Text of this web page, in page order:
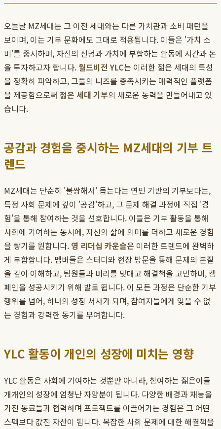
오늘날 MZ세대는 그 이전 세대와는 다른 가치관과 소비 패턴을
보이며, 이는 기부 문화에도 그대로 적용됩니다. 이들은 '가치 소
비'를 중시하며, 자신의 신념과 가치에 부합하는 활동에 시간과 돈
을 투자하고자 합니다. 월드비전 YLC는 이러한 젊은 세대의 특성
을 정확히 파악하고, 그들의 니즈를 충족시키는 매력적인 플랫폼
을 제공함으로써 젊은 세대 기부의 새로운 동력을 만들어내고 있
습니다.
공감과 경험을 중시하는 MZ세대의 기부 트
렌드
MZ세대는 단순히 '불쌍해서' 돕는다는 연민 기반의 기부보다는,
특정 사회 문제에 깊이 '공감'하고, 그 문제 해결 과정에 직접 '경
험'을 통해 참여하는 것을 선호합니다. 이들은 기부 활동을 통해
사회에 기여하는 동시에, 자신의 삶에 의미를 더하고 새로운 경험
을 쌓기를 원합니다. 영 리더십 카운슬은 이러한 트렌드에 완벽하
게 부합합니다. 멤버들은 스터디와 현장 방문을 통해 문제의 본질
을 깊이 이해하고, 팀원들과 머리를 맞대고 해결책을 고민하며, 캠
페인을 성공시키기 위해 발로 뜁니다. 이 모든 과정은 단순한 기부
행위를 넘어, 하나의 성장 서사가 되며, 참여자들에게 잊을 수 없
는 경험과 강력한 동기를 부여합니다.
YLC 활동이 개인의 성장에 미치는 영향
YLC 활동은 사회에 기여하는 것뿐만 아니라, 참여하는 젊은이들
개개인의 성장에 엄청난 자양분이 됩니다. 다양한 배경과 재능을
가진 동료들과 협력하며 프로젝트를 이끌어가는 경험은 그 어떤
스펙보다 값진 자산이 됩니다. 복잡한 사회 문제에 대한 해결책을